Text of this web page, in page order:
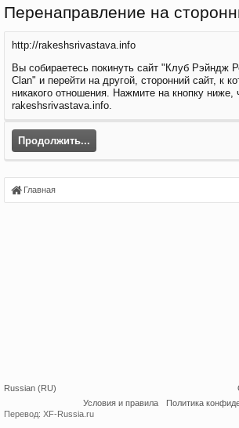
Перенаправление на
http://rakeshsrivastava.info
Вы собираетесь покинуть сайт "Клуб Рэйндж
Clan" и перейти на другой, сторонний сайт, к
никакого отношения. Нажмите на кнопку ниже,
rakeshsrivastava.info.
Продолжить...
Главная
Russian (RU)
Условия и правила
Политика
Перевод: XF-Russia.ru